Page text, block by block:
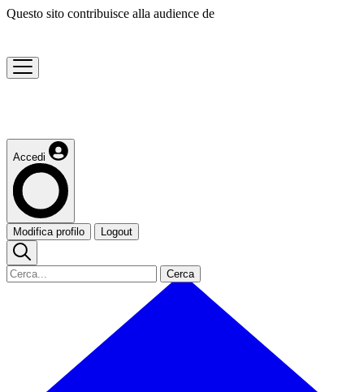
Questo sito contribuisce alla audience de
Accedi
Modifica profilo Logout
Cerca